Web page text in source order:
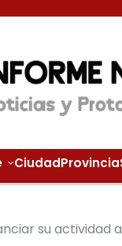
CiudadProvincia
su